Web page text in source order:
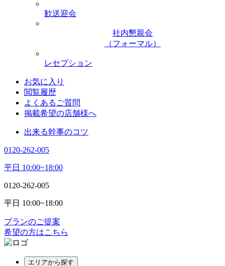
歓送迎会
社内懇親会
（フォーマル）
レセプション
お気に入り
閲覧履歴
よくあるご質問
掲載希望の店舗様へ
出来る幹事のコツ
0120-262-005
平日 10:00~18:00
0120-262-005
平日 10:00~18:00
プランのご提案
希望の方はこちら
エリアから探す